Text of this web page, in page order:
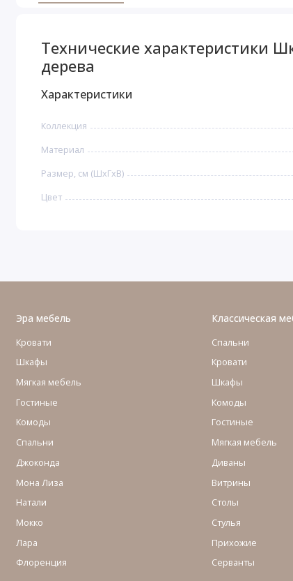
Технические характеристики
дерева
Характеристики
Коллекция
Материал
Размер, см (ШхГхВ)
Цвет
Эра мебель
Кровати
Шкафы
Мягкая мебель
Гостиные
Комоды
Cпальни
Джоконда
Мона Лиза
Натали
Мокко
Лара
Флоренция
Классическая
Спальни
Кровати
Шкафы
Комоды
Гостиные
Мягкая мебель
Диваны
Витрины
Столы
Стулья
Прихожие
Серванты